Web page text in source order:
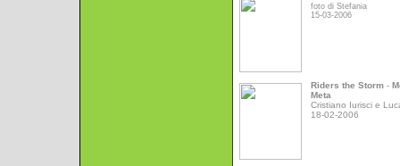
foto di Stefania
15-03-2006
Riders the Storm -
Meta
Cristiano Iurisci e
18-02-2006